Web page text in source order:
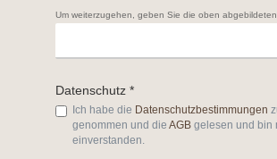
Um weiterzugehen, geben Sie die oben
Datenschutz *
Ich habe die Datenschutzbestimmungen
genommen und dieAGB gelesen und bin
einverstanden.